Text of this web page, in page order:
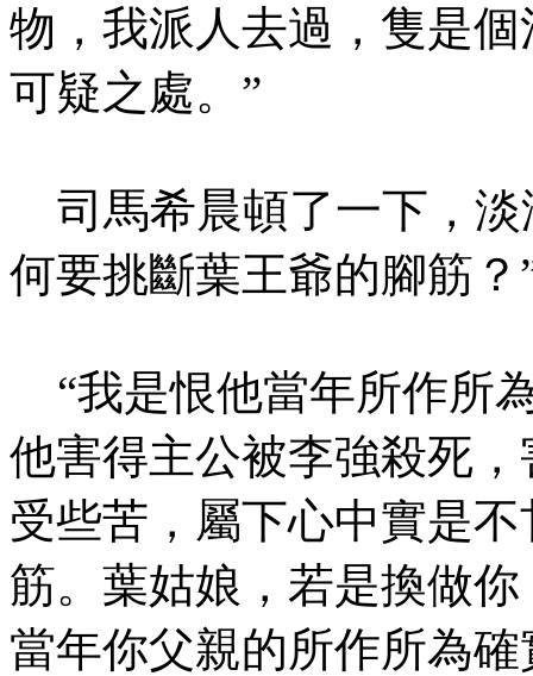
物，我派人去過，隻是
可疑之處。”
司馬希晨頓了一下，淡
何要挑斷葉王爺的腳筋？
“我是恨他當年所作所
他害得主公被李強殺死
受些苦，屬下心中實是
筋。葉姑娘，若是換做
當年你父親的所作所為